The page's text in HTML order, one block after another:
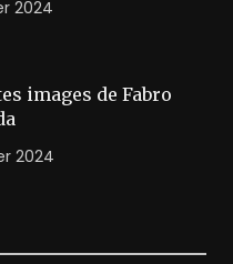
2024
images de Fabro
2024